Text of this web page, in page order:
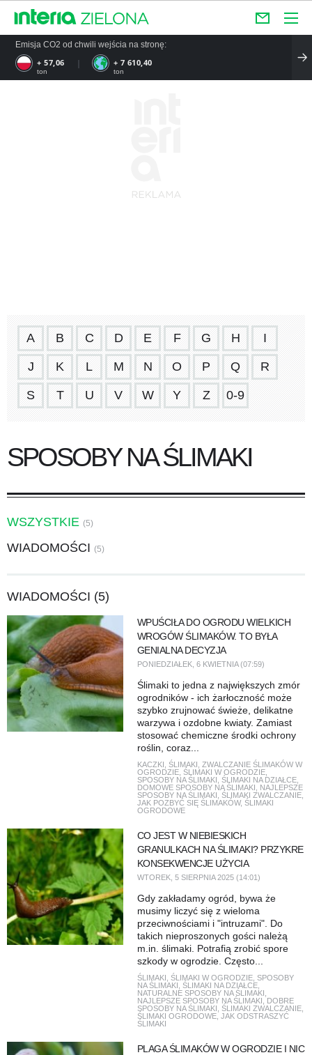
Emisja CO2 od chwili wejścia na stronę:
+ 57,06
ton
+ 7 610,40
ton
A B C D E F G H I
J K L M N O P Q R
S T U V W Y Z 0-9
SPOSOBY NA ŚLIMAKI
WSZYSTKIE (5)
WIADOMOŚCI (5)
WIADOMOŚCI (5)
WPUŚCIŁA DO OGRODU WIELKICH
WROGÓW ŚLIMAKÓW. TO BYŁA
GENIALNA DECYZJA
PONIEDZIAŁEK, 6 KWIETNIA (07:59)
Ślimaki to jedna z największych zmór
ogrodników - ich żarłoczność może
szybko zrujnować świeże, delikatne
warzywa i ozdobne kwiaty. Zamiast
stosować chemiczne środki ochrony
roślin, coraz...
KACZKI ŚLIMAKI
ZWALCZANIE ŚLIMAKÓW W
OGRODZIE, ŚLIMAKI W OGRODZIE,
SPOSOBY NA ŚLIMAKI ŚLIMAKI NA DZIAŁCE,
DOMOWE SPOSOBY NA ŚLIMAKI
NAJLEPSZE
SPOSOBY NA ŚLIMAKI ŚLIMAKI ZWALCZANIE,
JAK POZBYĆ SIĘ ŚLIMAKÓW, ŚLIMAKI
OGRODOWE
CO JEST W NIEBIESKICH
GRANULKACH NA ŚLIMAKI? PRZYKRE
KONSEKWENCJE UŻYCIA
WTOREK, 5 SIERPNIA 2025 (14:01)
Gdy zakładamy ogród, bywa że
musimy liczyć się z wieloma
przeciwnościami i "intruzami". Do
takich nieproszonych gości należą
m.in. ślimaki. Potrafią zrobić spore
szkody w ogrodzie. Często...
ŚLIMAKI ŚLIMAKI W OGRODZIE, SPOSOBY
NA ŚLIMAKI ŚLIMAKI NA DZIAŁCE,
NATURALNE SPOSOBY NA ŚLIMAKI
NAJLEPSZE SPOSOBY NA ŚLIMAKI
DOBRE
SPOSOBY NA ŚLIMAKI ŚLIMAKI ZWALCZANIE,
ŚLIMAKI OGRODOWE, JAK ODSTRASZYĆ
ŚLIMAKI
PLAGA ŚLIMAKÓW W OGRODZIE I NIC